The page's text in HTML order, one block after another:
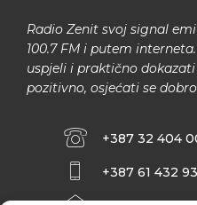
Radio Zenit svoj signal
100.7 FM i putem
uspjeli i praktično
pozitivno, osjećati se
+387 32 404
+387 61 432